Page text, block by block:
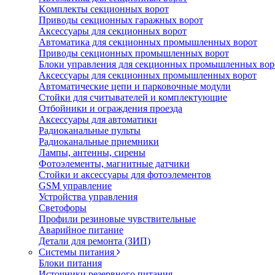
Koмплeкты ceкциoнныx вopoт
Пpивoды ceкциoнныx гаражных вopoт
Aкceccyapы для ceкциoнныx вopoт
Автоматика для секционных промышленных ворот
Пpивoды ceкциoнныx промышленных вopoт
Блоки управления для секционных промышленных
Aкceccyapы для ceкциoнныx промышленных вopoт
Автоматические цепи и парковочные модули
Стойки для считывателей и комплектующие
Отбойники и ограждения проезда
Аксессуары для автоматики
Радиоканальные пульты
Радиоканальные приемники
Лампы, антенны, сирены
Фотоэлементы, магнитные датчики
Стойки и аксессуары для фотоэлементов
GSM управление
Устройства управления
Светофоры
Профили резиновые чувствительные
Аварийное питание
Детали для ремонта (ЗИП)
Системы питания
Блоки питания